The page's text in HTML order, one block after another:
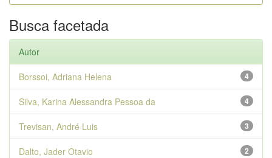
Busca facetada
Autor
4
Borssoi, Adriana Helena
4
Silva, Karina Alessandra Pessoa da
3
Trevisan, André Luis
2
Dalto, Jader Otavio